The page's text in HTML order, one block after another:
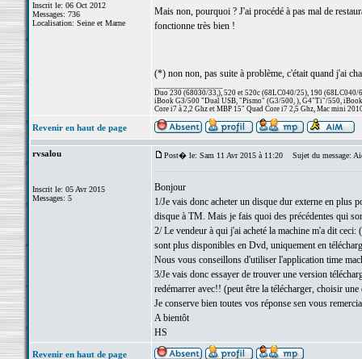
Inscrit le: 06 Oct 2012
Messages: 736
Localisation: Seine et Marne
Mais non, pourquoi ? J'ai procédé à pas mal de
fonctionne très bien !
(*) non non, pas suite à problème, c'était quand j'ai
Duo 230 (68030/33,), 520 et 520c (68LC040/25), 190 (68LC040/
iBook G3/500 "Dual USB, "Pismo" (G3/500, ), G4"Ti"/550,
Core i7 à 2,2 Ghz et MBP 15" Quad Core i7 2,5 Ghz, Mac mini
Revenir en haut de page
rvsalou
Inscrit le: 05 Avr 2015
Messages: 5
Post� le: Sam 11 Avr 2015 à 11:20 Sujet du message:
Bonjour
1/Je vais donc acheter un disque dur externe en plus
disque à TM. Mais je fais quoi des précédentes qui
2/ Le vendeur à qui j'ai acheté la machine m'a dit
sont plus disponibles en Dvd, uniquement en
Nous vous conseillons d'utiliser l'application time
3/Je vais donc essayer de trouver une version
redémarrer avec!! (peut être la télécharger, choisir
Je conserve bien toutes vos réponse sen vous
A bientôt
HS
Revenir en haut de page